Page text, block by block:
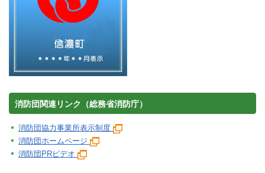
消防団関連リンク（総務省消防庁）
消防団協力事業所表示制度
消防団ホームページ
消防団PRビデオ